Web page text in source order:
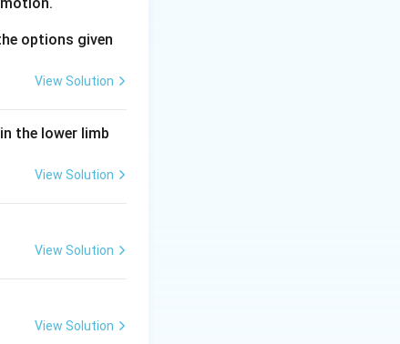
options given
View Solution
the lower limb
View Solution
View Solution
View Solution